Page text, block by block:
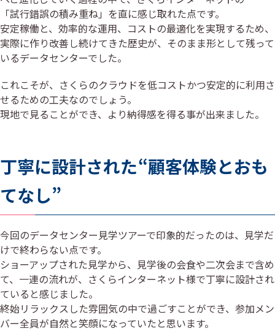
「試行錯誤の積み重ね」を直に感じ取れた点です。
安定稼働と、効率的な運用、コストの最適化を実現するため、
実際に作り改善し続けてきた歴史が、そのまま形として残って
いるデータセンターでした。
これこそが、さくらのクラウドを低コストかつ安定的に利用さ
せるための工夫なのでしょう。
現地で見ることができ、より納得感を得る事が出来ました。
丁寧に設計された“顧客体験とおも
てなし”
今回のデータセンター見学ツアーで印象的だったのは、見学だ
けで終わらない点です。
ショーアップされた見学から、見学後の会食や二次会まで含め
て、一連の流れが、さくらインターネット様で丁寧に設計され
ていると感じました。
終始リラックスした雰囲気の中で過ごすことができ、参加メン
バー全員が自然と笑顔になっていたと思います。